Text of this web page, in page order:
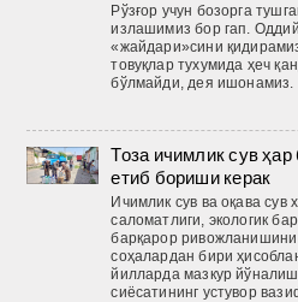
Рўзғор учун бозорга
излашимиз бор гап.
«жайдари»сини
товуқлар тухумида ҳеч
бўлмайди, дея ишонамиз.
Тоза ичимлик сув ҳар
етиб бориши керак
Ичимлик сув ва оқава сув
саломатлиги, экологик
барқарор ривожланишини
соҳалардан бири
йилларда мазкур
сиёсатининг устувор